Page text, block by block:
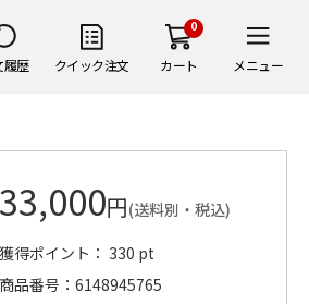
履歴 クイック注文
0
カート メニュー
33,000円(送料別・税込)
獲得ポイント： 330 pt
商品番号
6148945765